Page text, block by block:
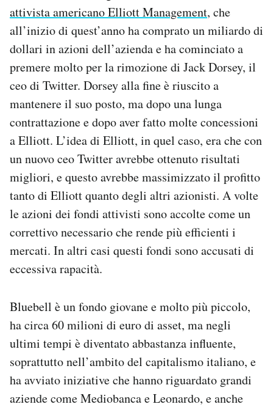
attivista americano Elliott Management, che
all’inizio di quest’anno ha comprato un miliardo di
dollari in azioni dell’azienda e ha cominciato a
premere molto per la rimozione di Jack Dorsey, il
ceo di Twitter. Dorsey alla fine è riuscito a
mantenere il suo posto, ma dopo una lunga
contrattazione e dopo aver fatto molte concessioni
a Elliott. L’idea di Elliott, in quel caso, era che con
un nuovo ceo Twitter avrebbe ottenuto risultati
migliori, e questo avrebbe massimizzato il profitto
tanto di Elliott quanto degli altri azionisti. A volte
le azioni dei fondi attivisti sono accolte come un
correttivo necessario che rende più efficienti i
mercati. In altri casi questi fondi sono accusati di
eccessiva rapacità.
Bluebell è un fondo giovane e molto più piccolo,
ha circa 60 milioni di euro di asset, ma negli
ultimi tempi è diventato abbastanza influente,
soprattutto nell’ambito del capitalismo italiano, e
ha avviato iniziative che hanno riguardato grandi
aziende come Mediobanca e Leonardo, e anche